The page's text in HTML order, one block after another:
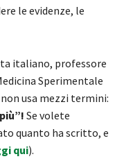
le evidenze, le
italiano, professore
Sperimentale
usa mezzi termini:
Se volete
quanto ha scritto, e
qui).